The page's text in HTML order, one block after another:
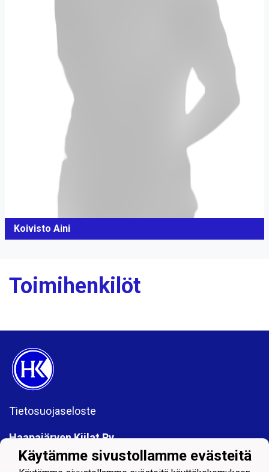
Koivisto Aini
Toimihenkilöt
Tietosuojaseloste
Haapajärven Kiilat Ry
PL 50
85801 Haapajärvi
Käytämme sivustollamme evästeitä